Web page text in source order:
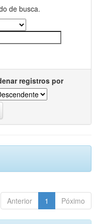
de busca.
registros por
Anterior 1 Póximo